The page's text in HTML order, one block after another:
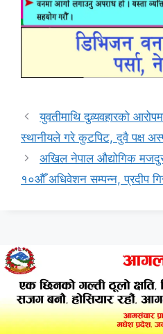
युवतीमाथि दुव्र्यवहारको
स्थानीयले गरे कुटपिट, दुवै पक्ष
अखिल नेपाल औद्योगिक
१०औँ अधिवेशन सम्पन्न, प्रदीप